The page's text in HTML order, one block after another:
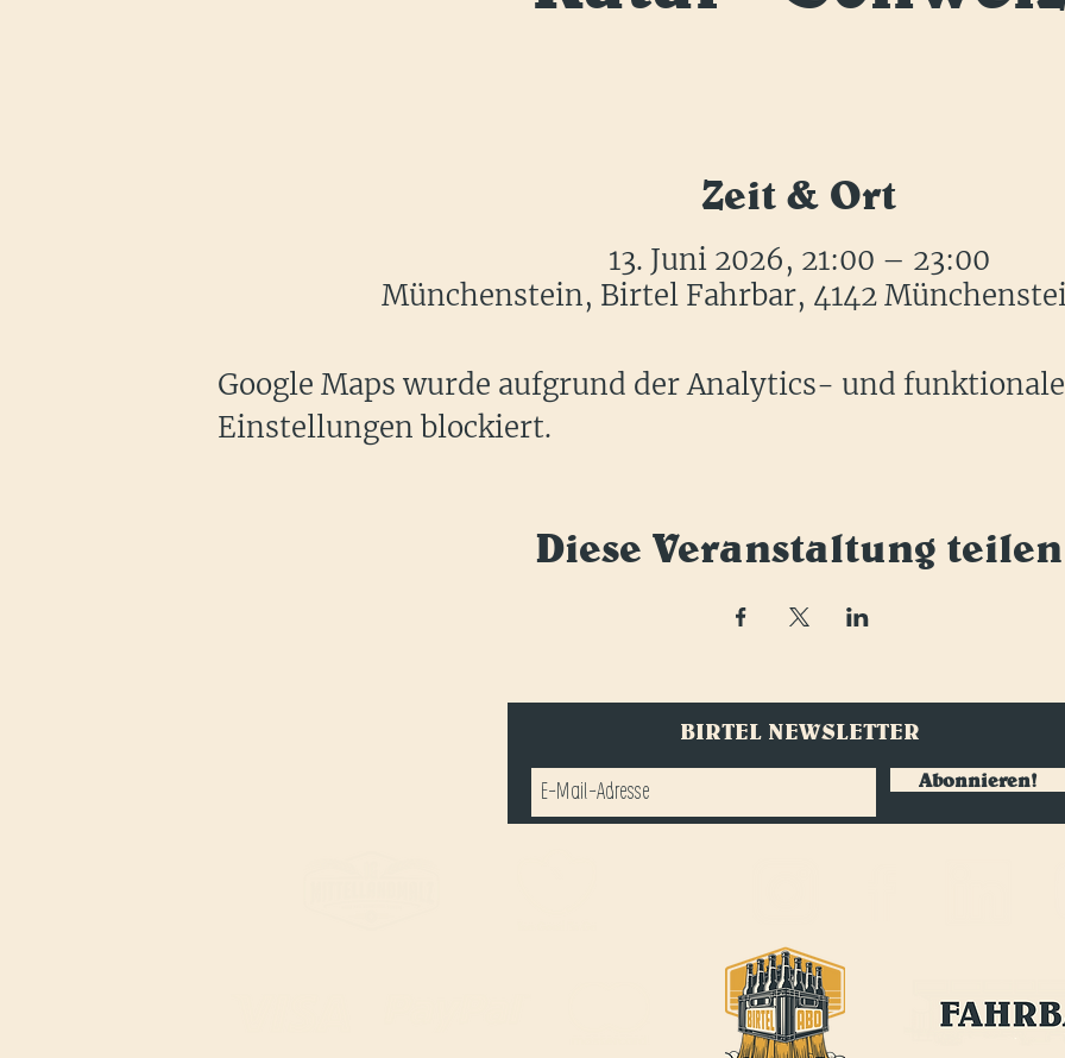
Zeit & Ort
13. Juni 2026, 21:00 – 23:00
Münchenstein, Birtel Fahrbar, 4142
Google Maps wurde aufgrund der Analytics- und
Einstellungen blockiert.
Diese Veranstaltung teilen
BIRTEL NEWSLETTER
Abonnieren!